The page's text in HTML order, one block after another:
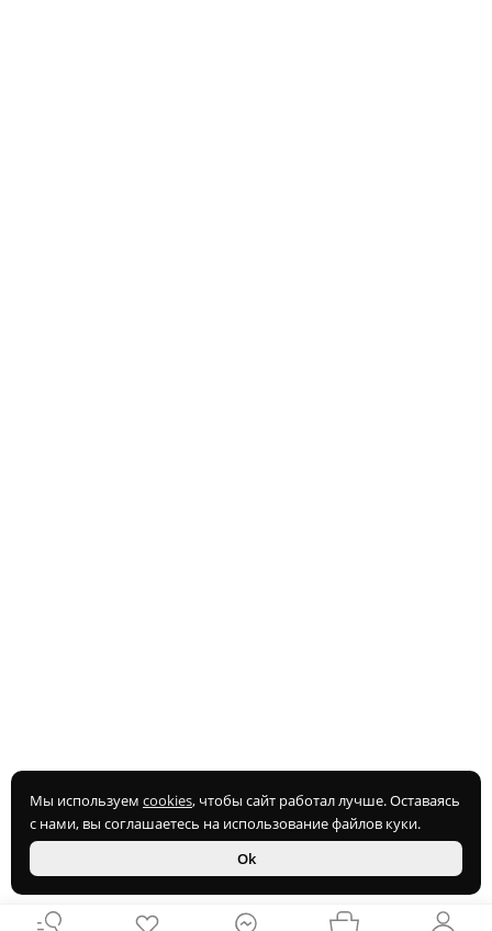
Мы используем cookies, чтобы сайт работал лучше. Оставаясь
с нами, вы соглашаетесь на использование файлов куки.
Ok